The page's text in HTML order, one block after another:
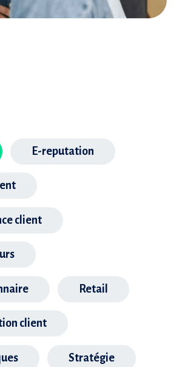
E-reputation
client
Retail
client
Stratégie